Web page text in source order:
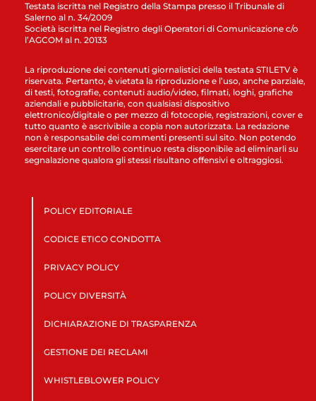
Testata iscritta nel Registro della Stampa presso il Tribunale di
Salerno al n. 34/2009
Società iscritta nel Registro degli Operatori di Comunicazione c/o
l’AGCOM al n. 20133
La riproduzione dei contenuti giornalistici della testata STILETV è
riservata. Pertanto, è vietata la riproduzione e l’uso, anche parziale,
di testi, fotografie, contenuti audio/video, filmati, loghi, grafiche
aziendali e pubblicitarie, con qualsiasi dispositivo
elettronico/digitale o per mezzo di fotocopie, registrazioni, cover e
tutto quanto è ascrivibile a copia non autorizzata. La redazione
non è responsabile dei commenti presenti sul sito. Non potendo
esercitare un controllo continuo resta disponibile ad eliminarli su
segnalazione qualora gli stessi risultano offensivi e oltraggiosi.
POLICY EDITORIALE
CODICE ETICO CONDOTTA
PRIVACY POLICY
POLICY DIVERSITÀ
DICHIARAZIONE DI TRASPARENZA
GESTIONE DEI RECLAMI
WHISTLEBLOWER POLICY